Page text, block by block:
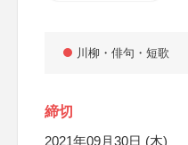
川柳・俳句・短歌
締切
2021年09月30日 (木)